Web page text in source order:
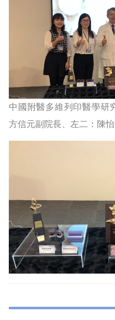
中國附醫多維列印醫學研
方信元副院長、左二：陳